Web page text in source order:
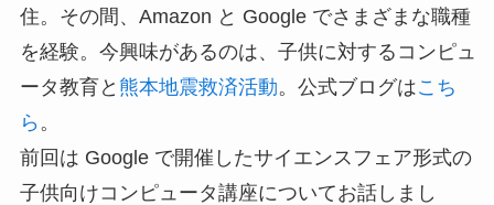
住。その間、Amazon と Google でさまざまな職種
を経験。今興味があるのは、子供に対するコンピュ
ータ教育と 熊本地震救済活動。公式ブログはこち
ら 。
前回は Google で開催したサイエンスフェア形式の
子供向けコンピュータ講座についてお話しまし